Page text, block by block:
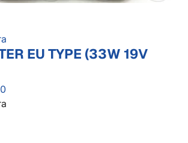
EU TYPE (33W 19V